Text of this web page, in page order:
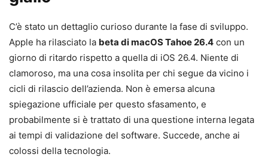
C’è stato un dettaglio curioso durante la fase di sviluppo.
Apple ha rilasciato la beta di macOS Tahoe 26.4 con un
giorno di ritardo rispetto a quella di iOS 26.4. Niente di
clamoroso, ma una cosa insolita per chi segue da vicino i
cicli di rilascio dell’azienda. Non è emersa alcuna
spiegazione ufficiale per questo sfasamento, e
probabilmente si è trattato di una questione interna legata
ai tempi di validazione del software. Succede, anche ai
colossi della tecnologia.